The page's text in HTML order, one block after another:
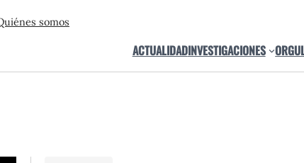
somos
ACTUALIDADINVESTIGACIONES